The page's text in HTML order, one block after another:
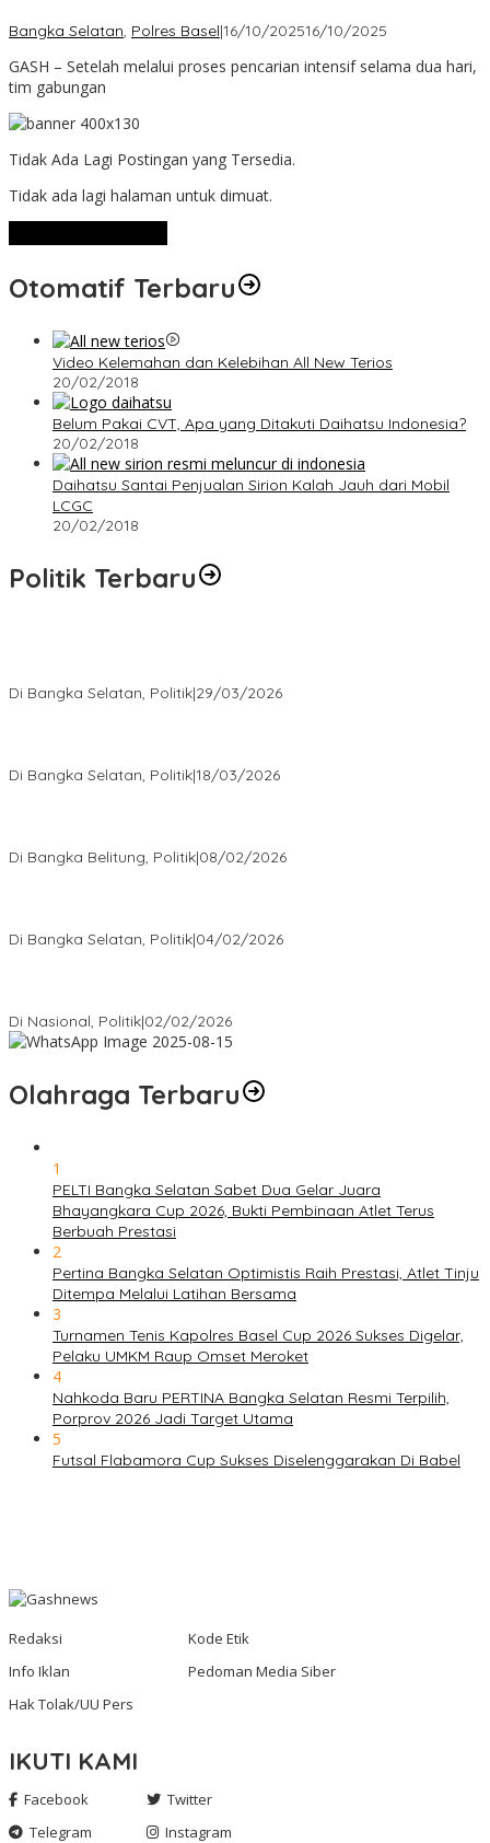
Bangka Selatan, Polres Basel|16/10/202516/10/2025
GASH – Setelah melalui proses pencarian intensif selama dua hari,
tim gabungan
Tidak Ada Lagi Postingan yang Tersedia.
Tidak ada lagi halaman untuk dimuat.
Otomatif Terbaru
Video Kelemahan dan Kelebihan All New Terios
20/02/2018
Belum Pakai CVT, Apa yang Ditakuti Daihatsu Indonesia?
20/02/2018
Daihatsu Santai Penjualan Sirion Kalah Jauh dari Mobil
LCGC
20/02/2018
Politik Terbaru
Di Bangka Selatan, Politik|29/03/2026
Di Bangka Selatan, Politik|18/03/2026
Di Bangka Belitung, Politik|08/02/2026
Di Bangka Selatan, Politik|04/02/2026
Di Nasional, Politik|02/02/2026
Olahraga Terbaru
1
PELTI Bangka Selatan Sabet Dua Gelar Juara
Bhayangkara Cup 2026, Bukti Pembinaan Atlet Terus
Berbuah Prestasi
2
Pertina Bangka Selatan Optimistis Raih Prestasi, Atlet Tinju
Ditempa Melalui Latihan Bersama
3
Turnamen Tenis Kapolres Basel Cup 2026 Sukses Digelar,
Pelaku UMKM Raup Omset Meroket
4
Nahkoda Baru PERTINA Bangka Selatan Resmi Terpilih,
Porprov 2026 Jadi Target Utama
5
Futsal Flabamora Cup Sukses Diselenggarakan Di Babel
Redaksi
Kode Etik
Info Iklan
Pedoman Media Siber
Hak Tolak/UU Pers
IKUTI KAMI
Facebook
Twitter
Telegram
Instagram